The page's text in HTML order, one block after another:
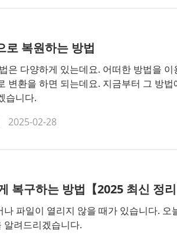
로 복원하는 방법
은 다양하게 있는데요. 어떠한 방법을 이
변환을 하면 되는데요. 지금부터 그 방법
습니다.
2025-02-28
복구하는 방법【2025 최신 정
파일이 열리지 않을 때가 있습니다. 오
려드리겠습니다.